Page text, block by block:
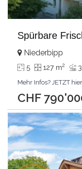
Spürbare
CHF
Niederbipp
5 127 m2
Mehr Infos? JETZT